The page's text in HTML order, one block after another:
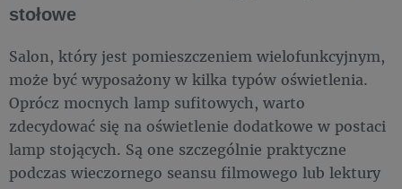
stołowe
Salon, który jest pomieszczeniem wielofunkcyjnym,
może być wyposażony w kilka typów oświetlenia.
Oprócz mocnych lamp sufitowych, warto
zdecydować się na oświetlenie dodatkowe w postaci
lamp stojących. Są one szczególnie praktyczne
podczas wieczornego seansu filmowego lub lektury